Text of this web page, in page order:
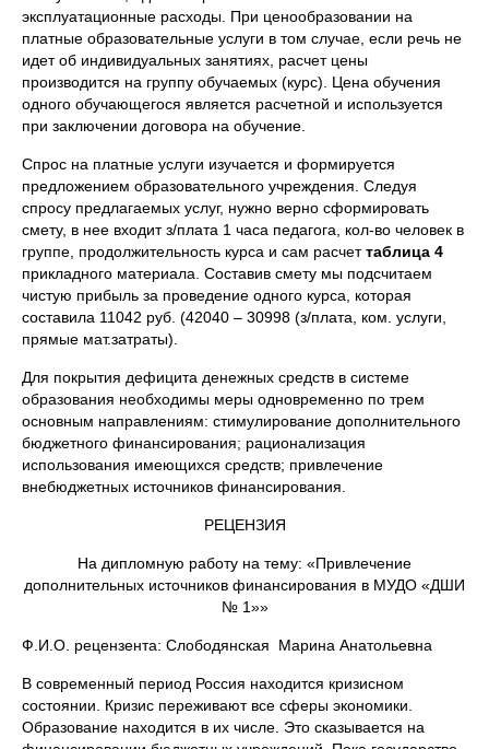
эксплуатационные расходы. При ценообразовании на
платные образовательные услуги в том случае, если речь не
идет об индивидуальных занятиях, расчет цены
производится на группу обучаемых (курс). Цена обучения
одного обучающегося является расчетной и используется
при заключении договора на обучение.
Спрос на платные услуги изучается и формируется
предложением образовательного учреждения. Следуя
спросу предлагаемых услуг, нужно верно сформировать
смету, в нее входит з/плата 1 часа педагога, кол-во человек в
группе, продолжительность курса и сам расчеттаблица 4
прикладного материала. Составив смету мы подсчитаем
чистую прибыль за проведение одного курса, которая
составила 11042 руб. (42040 – 30998 (з/плата, ком. услуги,
прямые мат.затраты).
Для покрытия дефицита денежных средств в системе
образования необходимы меры одновременно по трем
основным направлениям: стимулирование дополнительного
бюджетного финансирования; рационализация
использования имеющихся средств; привлечение
внебюджетных источников финансирования.
РЕЦЕНЗИЯ
На дипломную работу на тему: «Привлечение
дополнительных источников финансирования в МУДО «ДШИ
№ 1»»
Ф.И.О. рецензента: Слободянская Марина Анатольевна
В современный период Россия находится кризисном
состоянии. Кризис переживают все сферы экономики.
Образование находится в их числе. Это сказывается на